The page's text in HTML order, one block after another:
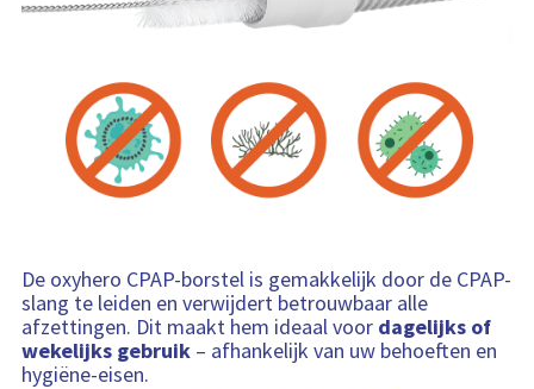
De oxyhero CPAP-borstel is gemakkelijk door de CPAP-
slang te leiden en verwijdert betrouwbaar alle
afzettingen. Dit maakt hem ideaal voor dagelijks of
wekelijks gebruik – afhankelijk van uw behoeften en
hygiëne-eisen.